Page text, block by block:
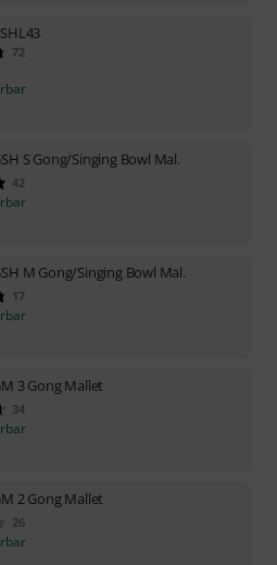
72
S Gong/Singing Bowl Mal.
42
M Gong/Singing Bowl Mal.
17
3 Gong Mallet
34
2 Gong Mallet
26